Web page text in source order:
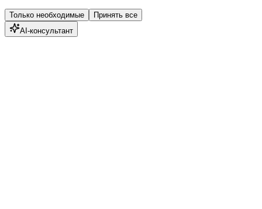
Только необходимые
Принять все
AI-консультант